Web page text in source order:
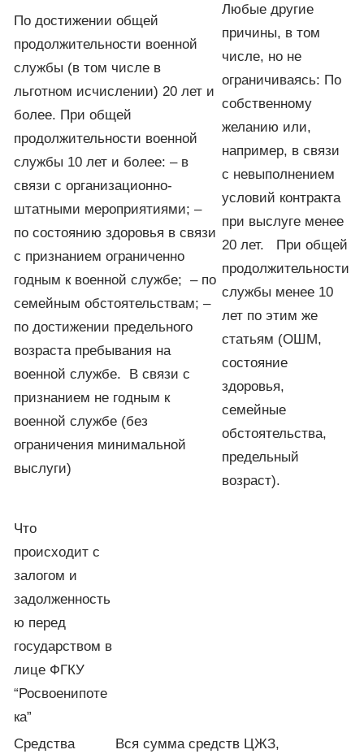
По достижении общей
продолжительности военной
службы (в том числе в
льготном исчислении) 20 лет и
более. При общей
продолжительности военной
службы 10 лет и более: – в
связи с организационно-
штатными мероприятиями; –
по состоянию здоровья в связи
с признанием ограниченно
годным к военной службе; – по
семейным обстоятельствам; –
по достижении предельного
возраста пребывания на
военной службе. В связи с
признанием не годным к
военной службе (без
ограничения минимальной
выслуги)
Любые другие
причины, в том
числе, но не
ограничиваясь: По
собственному
желанию или,
например, в связи
с невыполнением
условий контракта
при выслуге менее
20 лет. При общей
продолжительности
службы менее 10
лет по этим же
статьям (ОШМ,
состояние
здоровья,
семейные
обстоятельства,
предельный
возраст).
Что
происходит с
залогом и
задолженность
ю перед
государством в
лице ФГКУ
“Росвоенипоте
ка”
Cредства
Вся сумма средств ЦЖЗ,